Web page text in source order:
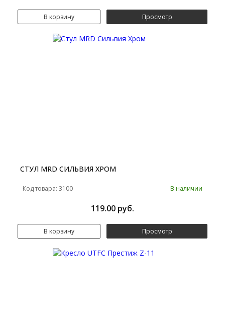
В корзину Просмотр
СТУЛ MRD СИЛЬВИЯ ХРОМ
Код товара: 3100 В наличии
119.00 руб.
В корзину Просмотр